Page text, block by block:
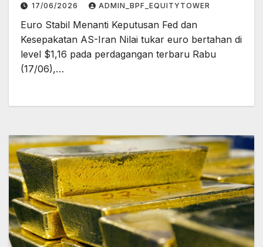
17/06/2026 ADMIN_BPF_EQUITYTOWER
Euro Stabil Menanti Keputusan Fed dan
Kesepakatan AS-Iran Nilai tukar euro bertahan di
level $1,16 pada perdagangan terbaru Rabu
(17/06),…